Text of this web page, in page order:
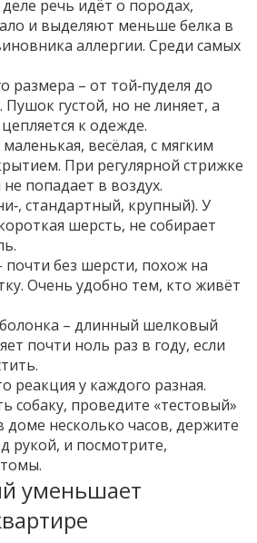
речь идёт о породах,
и выделяют меньше белка в
аллергии. Среди самых
размера – от той‑пуделя до
Пушок густой, но не линяет, а
к одежде.
весёлая, с мягким
При регулярной стрижке
попадает в воздух.
стандартный, крупный). У
шерсть, не собирает
почти без шерсти, похож на
Очень удобно тем, кто живёт
– длинный шелковый
почти ноль раз в году, если
реакция у каждого разная.
собаку, проведите «тестовый»
доме несколько часов, держите
рукой, и посмотрите,
уменьшает